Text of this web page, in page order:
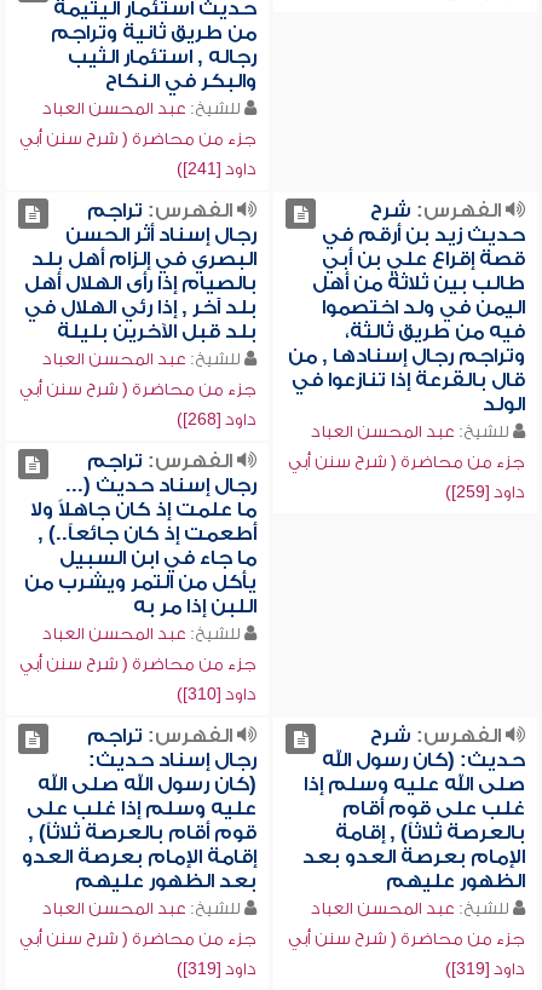
حديث استئمار اليتيمة
من طريق ثانية وتراجم
رجاله , استئمار الثيب
والبكر في النكاح
للشيخ: عبد المحسن العباد
جزء من محاضرة ( شرح سنن أبي
داود [241])
الفهرس: شرح
حديث زيد بن أرقم في
قصة إقراع علي بن أبي
طالب بين ثلاثة من أهل
اليمن في ولد اختصموا
فيه من طريق ثالثة،
وتراجم رجال إسنادها , من
قال بالقرعة إذا تنازعوا في
الولد
للشيخ: عبد المحسن العباد
جزء من محاضرة ( شرح سنن أبي
داود [259])
الفهرس: تراجم
رجال إسناد أثر الحسن
البصري في إلزام أهل بلد
بالصيام إذا رأى الهلال أهل
بلد آخر , إذا رئي الهلال في
بلد قبل الآخرين بليلة
للشيخ: عبد المحسن العباد
جزء من محاضرة ( شرح سنن أبي
داود [268])
الفهرس: تراجم
رجال إسناد حديث (...
ما علمت إذ كان جاهلاً ولا
أطعمت إذ كان جائعاً..) ,
ما جاء في ابن السبيل
يأكل من التمر ويشرب من
اللبن إذا مر به
للشيخ: عبد المحسن العباد
جزء من محاضرة ( شرح سنن أبي
داود [310])
الفهرس: شرح
حديث: (كان رسول الله
صلى الله عليه وسلم إذا
غلب على قوم أقام
بالعرصة ثلاثاً) , إقامة
الإمام بعرصة العدو بعد
الظهور عليهم
للشيخ: عبد المحسن العباد
جزء من محاضرة ( شرح سنن أبي
داود [319])
الفهرس: تراجم
رجال إسناد حديث:
(كان رسول الله صلى الله
عليه وسلم إذا غلب على
قوم أقام بالعرصة ثلاثاً) ,
إقامة الإمام بعرصة العدو
بعد الظهور عليهم
للشيخ: عبد المحسن العباد
جزء من محاضرة ( شرح سنن أبي
داود [319])